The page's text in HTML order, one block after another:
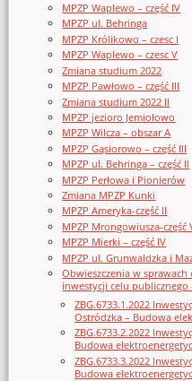
MPZP Waplewo – część IV
MPZP ul. Behringa
MPZP Królikowo – czesc I
MPZP Waplewo – czesc V
Zmiana studium 2022
MPZP Pawłowo – część III
Zmiana studium 2022 II
MPZP jezioro Jemiołowo
MPZP Wilcza – obszar A
MPZP Gąsiorowo – część III
MPZP ul. Behringa – część II
MPZP Perłowa i Pionierów
Zmiana MPZP Kunki
MPZP Ameryka-część II
MPZP Mrongowiusza-część
MPZP Mierki – część IV
MPZP ul. Grunwaldzka i
Obwieszczenia w
inwestycji celu publicznego
ZBG.6733.1.2022
Ostródzka – Budowa
ZBG.6733.2.2022
Budowa
ZBG.6733.3.2022
Budowa